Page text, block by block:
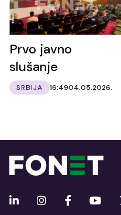
Prvo javno
slušanje
SRBIJA 16:4904.05.2026.